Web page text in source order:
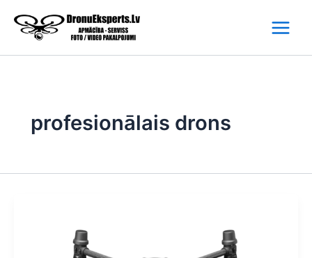
content
profesionālais drons